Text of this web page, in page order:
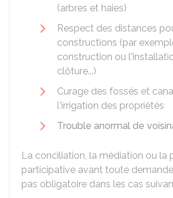
(arbres et haies)
Respect des distances
constructions (par
construction ou
clôture...)
Curage des fossés et
l'irrigation des propriétés
Trouble anormal de
La conciliation, la médiation ou la
participative avant toute
pas obligatoire dans les cas